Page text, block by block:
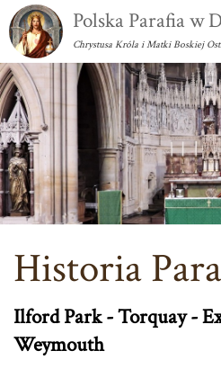
Polska Parafia w
Chrystusa Króla i Matki Boskiej
Historia
Ilford Park - Torquay -
Weymouth